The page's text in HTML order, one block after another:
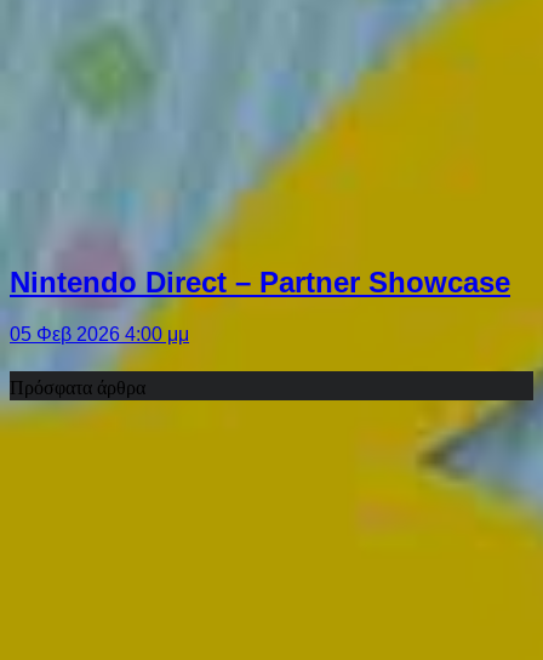
Nintendo Direct – Partner Showcase
05 Φεβ 2026 4:00 μμ
Πρόσφατα άρθρα